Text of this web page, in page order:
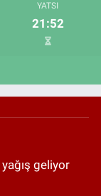
YATSI
21:52
geliyor